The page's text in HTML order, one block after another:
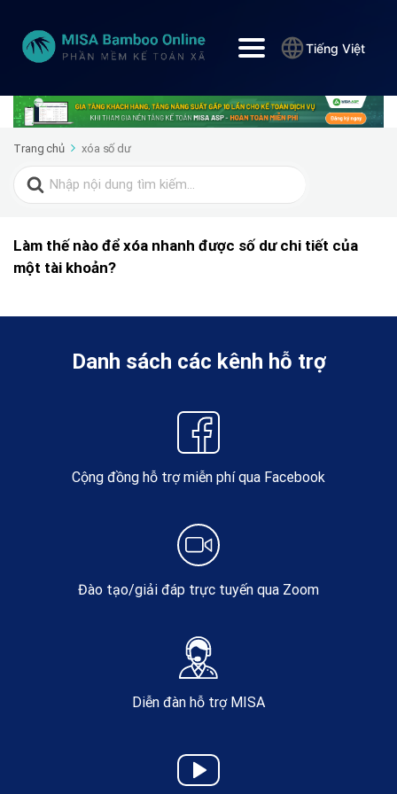
Tiếng Việt
Trang chủ xóa số dư
Search
for:
Làm thế nào để xóa nhanh được số dư chi tiết của
một tài khoản?
Danh sách các kênh hỗ trợ
Cộng đồng hỗ trợ miễn phí qua Facebook
Đào tạo/giải đáp trực tuyến qua Zoom
Diễn đàn hỗ trợ MISA